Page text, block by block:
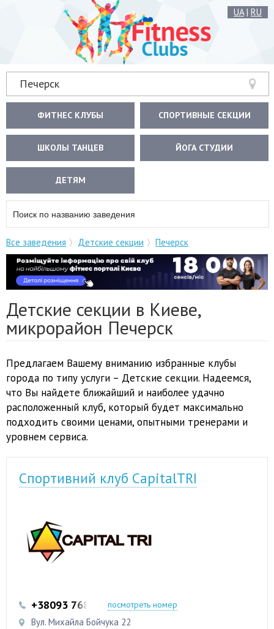
UA| RU
Печерск
ФИТНЕС КЛУБЫ СПОРТИВНЫЕ СЕКЦИИ
ШКОЛЫ ТАНЦЕВ ЙОГА СТУДИИ
ДЕТЯМ
Все заведения Детские секции Печерск
Детские секции в Киеве,
микрорайон Печерск
Предлагаем Вашему вниманию избранные клубы
города по типу услуги – Детские секции. Надеемся,
что Вы найдете ближайший и наиболее удачно
расположенный клуб, который будет максимально
подходить своими ценами, опытными тренерами и
уровнем сервиса.
Спортивний клуб CapitalTRI
+38093 768-80-67посмотреть номер
Вул. Михайла Бойчука 22